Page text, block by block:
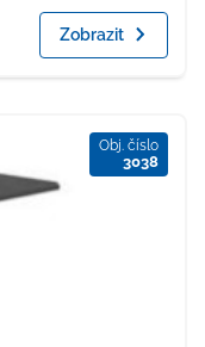
Zobrazit
Obj. číslo
3038